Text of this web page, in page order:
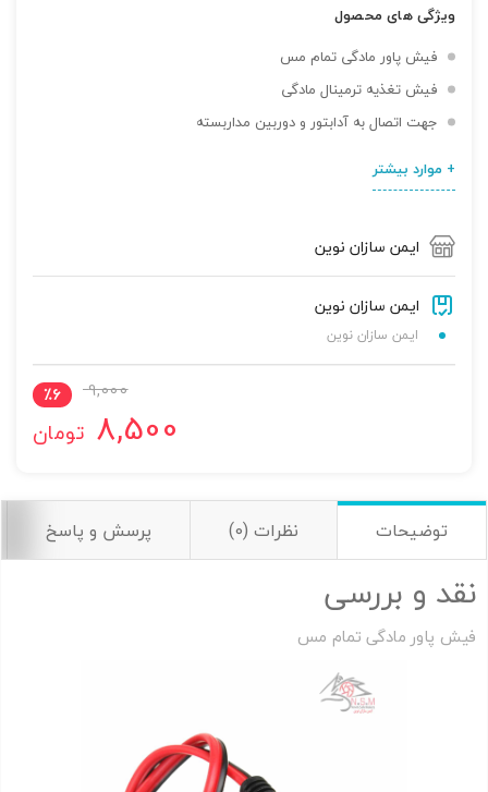
ویژگی های محصول
فیش پاور مادگی تمام مس
فیش تغذیه ترمینال مادگی
جهت اتصال به آدابتور و دوربین مداربسته
+ موارد بیشتر
ایمن سازان نوین
ایمن سازان نوین
ایمن سازان نوین
٪6 9,000
8,500 تومان
توضیحات نظرات (0) پرسش و پاسخ
نقد و بررسی
فیش پاور مادگی تمام مس
اشتراک گذاری در شبکه های اجتماعی
تصاویر رسمی